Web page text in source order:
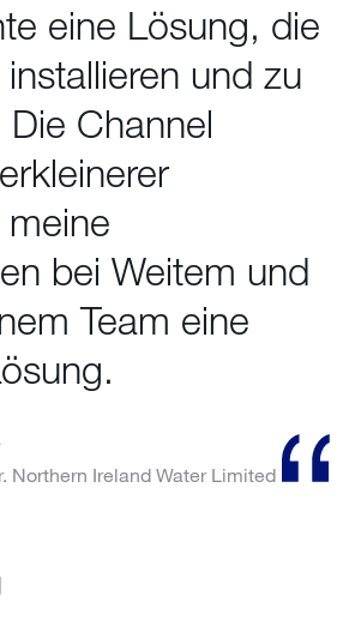
eine Lösung, die
und zu
Channel
bei Weitem und
Team eine
Northern Ireland Water Limited